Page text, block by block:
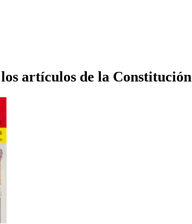
artículos de la Constitución